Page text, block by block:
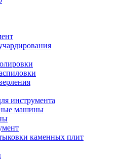
инструмента
машины
каменных плит